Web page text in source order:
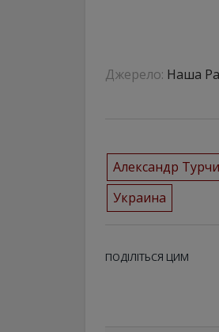
Джерело: Наша
Александр
Украина
ПОДІЛІТЬСЯ ЦИМ